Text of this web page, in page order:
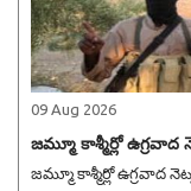
09 Aug 2026
జమ్మూ కాశ్మీర్లో ఉగ్రవాద
జమ్మూ కాశ్మీర్లో ఉగ్రవాద